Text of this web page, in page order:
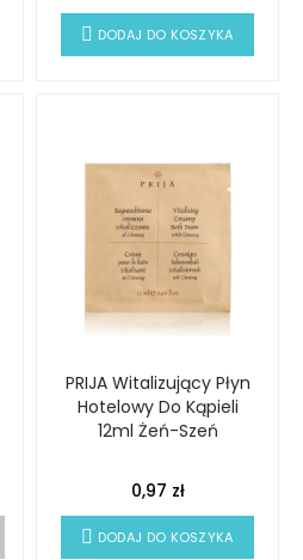
DODAJ DO KOSZYKA
PRIJA Witalizujący Płyn
Hotelowy Do Kąpieli
12ml Żeń-Szeń
0,97 zł
DODAJ DO KOSZYKA